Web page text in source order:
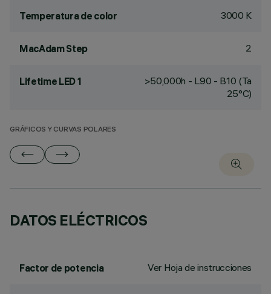
Temperatura de color 3000 K
MacAdam Step 2
Lifetime LED 1
>50,000h - L90 - B10 (Ta
25°C)
GRÁFICOS Y CURVAS POLARES
DATOS ELÉCTRICOS
Factor de potencia Ver Hoja de instrucciones